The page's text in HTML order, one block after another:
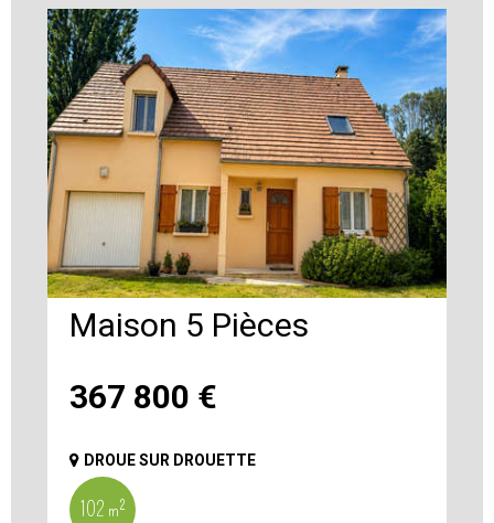
367 800 €
Maison 5 Pièces
DROUE SUR DROUETTE
102 m²